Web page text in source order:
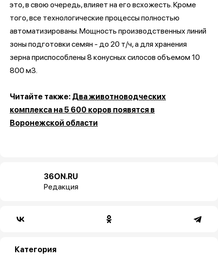
это, в свою очередь, влияет на его всхожесть. Кроме
того, все технологические процессы полностью
автоматизированы. Мощность производственных линий
зоны подготовки семян - до 20 т/ч, а для хранения
зерна приспособлены 8 конусных силосов объемом 10
800 м3.
Читайте также: Два животноводческих
комплекса на 5 600 коров появятся в
Воронежской области
36ON.RU
Редакция
Категория